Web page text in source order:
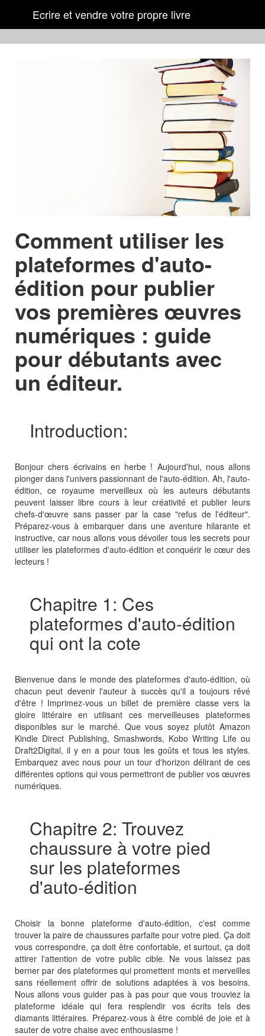
Ecrire et vendre votre propre livre
Comment utiliser les
plateformes d'auto-
édition pour publier
vos premières œuvres
numériques : guide
pour débutants avec
un éditeur.
Introduction:
Bonjour chers écrivains en herbe ! Aujourd'hui, nous allons
plonger dans l'univers passionnant de l'auto-édition. Ah, l'auto-
édition, ce royaume merveilleux où les auteurs débutants
peuvent laisser libre cours à leur créativité et publier leurs
chefs-d'œuvre sans passer par la case "refus de l'éditeur".
Préparez-vous à embarquer dans une aventure hilarante et
instructive, car nous allons vous dévoiler tous les secrets pour
utiliser les plateformes d'auto-édition et conquérir le cœur des
lecteurs !
Chapitre 1: Ces
plateformes d'auto-édition
qui ont la cote
Bienvenue dans le monde des plateformes d'auto-édition, où
chacun peut devenir l'auteur à succès qu'il a toujours rêvé
d'être ! Imprimez-vous un billet de première classe vers la
gloire littéraire en utilisant ces merveilleuses plateformes
disponibles sur le marché. Que vous soyez plutôt Amazon
Kindle Direct Publishing, Smashwords, Kobo Writing Life ou
Draft2Digital, il y en a pour tous les goûts et tous les styles.
Embarquez avec nous pour un tour d'horizon délirant de ces
différentes options qui vous permettront de publier vos œuvres
numériques.
Chapitre 2: Trouvez
chaussure à votre pied
sur les plateformes
d'auto-édition
Choisir la bonne plateforme d'auto-édition, c'est comme
trouver la paire de chaussures parfaite pour votre pied. Ça doit
vous correspondre, ça doit être confortable, et surtout, ça doit
attirer l'attention de votre public cible. Ne vous laissez pas
berner par des plateformes qui promettent monts et merveilles
sans réellement offrir de solutions adaptées à vos besoins.
Nous allons vous guider pas à pas pour que vous trouviez la
plateforme idéale qui fera resplendir vos écrits tels des
diamants littéraires. Préparez-vous à être comblé de joie et à
sauter de votre chaise avec enthousiasme !